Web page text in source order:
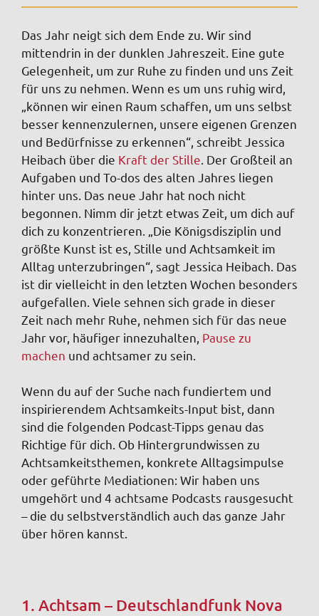
Das Jahr neigt sich dem Ende zu. Wir sind
mittendrin in der dunklen Jahreszeit. Eine gute
Gelegenheit, um zur Ruhe zu finden und uns Zeit
für uns zu nehmen. Wenn es um uns ruhig wird,
„können wir einen Raum schaffen, um uns selbst
besser kennenzulernen, unsere eigenen Grenzen
und Bedürfnisse zu erkennen“, schreibt Jessica
Heibach über die Kraft der Stille . Der Großteil an
Aufgaben und To-dos des alten Jahres liegen
hinter uns. Das neue Jahr hat noch nicht
begonnen. Nimm dir jetzt etwas Zeit, um dich auf
dich zu konzentrieren. „Die Königsdisziplin und
größte Kunst ist es, Stille und Achtsamkeit im
Alltag unterzubringen“, sagt Jessica Heibach. Das
ist dir vielleicht in den letzten Wochen besonders
aufgefallen. Viele sehnen sich grade in dieser
Zeit nach mehr Ruhe, nehmen sich für das neue
Jahr vor, häufiger innezuhalten, Pause zu
machen und achtsamer zu sein.
Wenn du auf der Suche nach fundiertem und
inspirierendem Achtsamkeits-Input bist, dann
sind die folgenden Podcast-Tipps genau das
Richtige für dich. Ob Hintergrundwissen zu
Achtsamkeitsthemen, konkrete Alltagsimpulse
oder geführte Mediationen: Wir haben uns
umgehört und 4 achtsame Podcasts rausgesucht
– die du selbstverständlich auch das ganze Jahr
über hören kannst.
1. Achtsam – Deutschlandfunk Nova